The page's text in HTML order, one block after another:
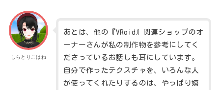
しらとりこはね
あとは、他の『VRoid』関連ショップのオ
ーナーさんが私の制作物を参考にしてく
ださっているお話しも耳にしています。
自分で作ったテクスチャを、いろんな人
が使ってくれたりするのは、やっぱり嬉